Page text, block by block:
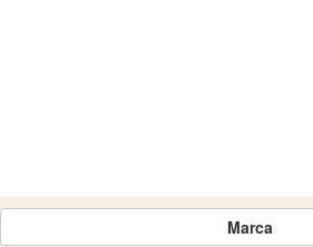
Marca